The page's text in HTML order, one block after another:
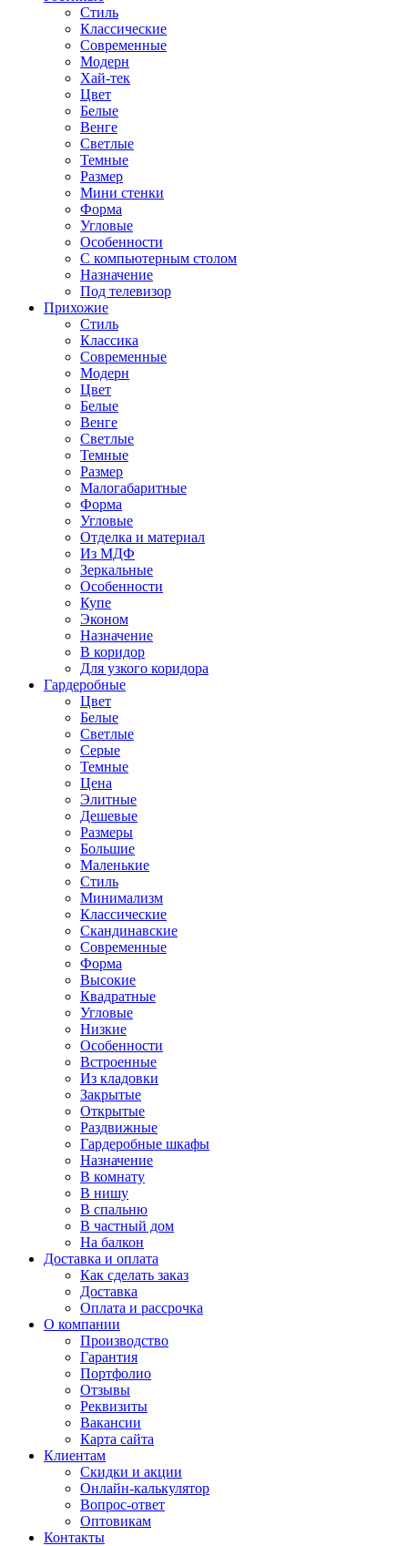
Стиль
Классические
Современные
Модерн
Хай-тек
Цвет
Белые
Венге
Светлые
Темные
Размер
Мини стенки
Форма
Угловые
Особенности
С компьютерным столом
Назначение
Под телевизор
Прихожие
Стиль
Классика
Современные
Модерн
Цвет
Белые
Венге
Светлые
Темные
Размер
Малогабаритные
Форма
Угловые
Отделка и материал
Из МДФ
Зеркальные
Особенности
Купе
Эконом
Назначение
В коридор
Для узкого коридора
Гардеробные
Цвет
Белые
Светлые
Серые
Темные
Цена
Элитные
Дешевые
Размеры
Большие
Маленькие
Стиль
Минимализм
Классические
Скандинавские
Современные
Форма
Высокие
Квадратные
Угловые
Низкие
Особенности
Встроенные
Из кладовки
Закрытые
Открытые
Раздвижные
Гардеробные шкафы
Назначение
В комнату
В нишу
В спальню
В частный дом
На балкон
Доставка и оплата
Как сделать заказ
Доставка
Оплата и рассрочка
О компании
Производство
Гарантия
Портфолио
Отзывы
Реквизиты
Вакансии
Карта сайта
Клиентам
Скидки и акции
Онлайн-калькулятор
Вопрос-ответ
Оптовикам
Контакты